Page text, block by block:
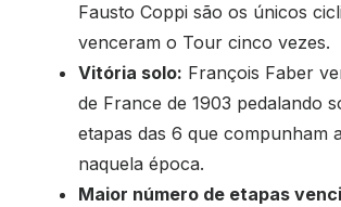
Fausto Coppi são os únicos
venceram o Tour cinco vezes.
Vitória solo: François Faber
de France de 1903 pedalando
etapas das 6 que compunham
naquela época.
Maior número de etapas